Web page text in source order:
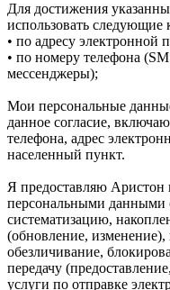
Для достижения
использовать
• по адресу электронной
• по номеру телефона
мессенджеры);
Мои персональные
данное согласие,
телефона, адрес
населенный пункт.
Я предоставляю Аристон
персональными данными
систематизацию,
(обновление, изменение),
обезличивание,
передачу
услуги по отправке